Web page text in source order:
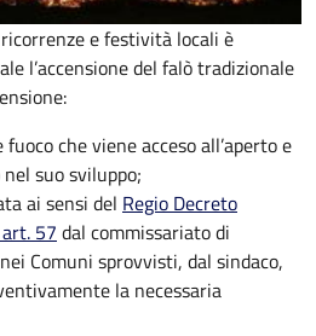
e festività locali è
l’accensione del falò tradizionale
che viene acceso all’aperto e
suo sviluppo;
ai sensi del Regio Decreto
57 dal commissariato di
Comuni sprovvisti, dal sindaco,
la necessaria